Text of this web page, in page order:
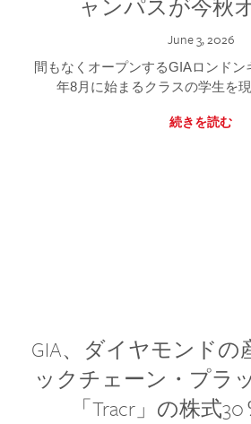
ャンパスが今秋
June 3, 2026
間もなくオープンするGIAロンドン
年8月に始まるクラスの学生を現
続きを読む
GIA、ダイヤモンドの
ックチェーン・プラ
「Tracr」の株式